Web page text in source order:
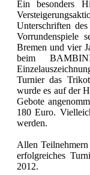
Ein besonders
Unterschriften
Vorrundenspiele
Bremen und vier
beim
Turnier das
wurde es auf der
Gebote
180 Euro.
werden.
Allen
erfolgreiches
2012.